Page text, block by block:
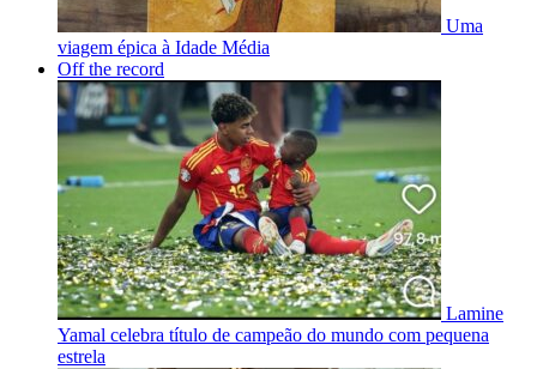
Uma
viagem épica à Idade Média
Off the record
Lamine
Yamal celebra título de campeão do mundo com pequena
estrela